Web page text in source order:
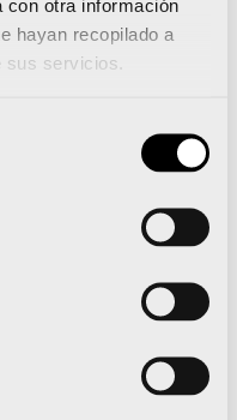
con otra información
hayan recopilado a
sus servicios.logrado en
tan
todo. He
que llegaría mi
pueda rematar la
llegar a París 2024 no